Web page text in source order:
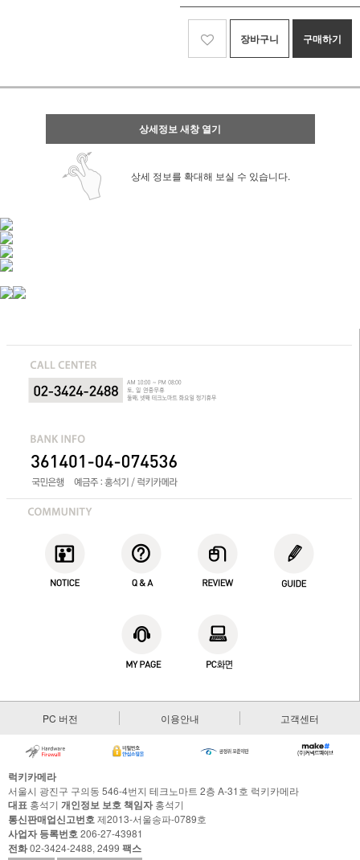
장바구니 구매하기
상세정보 새창 열기
상세 정보를 확대해 보실 수 있습니다.
PC 버전 이용안내 고객센터
럭키카메라
서울시 광진구 구의동 546-4번지 테크노마트 2층 A-31호 럭키카메라
대표 홍석기 개인정보 보호 책임자홍석기
통신판매업신고번호제2013-서울송파-0789호
사업자 등록번호206-27-43981
전화02-3424-2488, 2499 팩스